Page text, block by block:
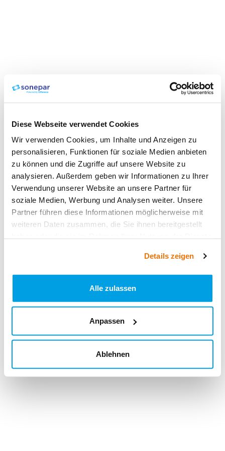
Diese Webseite verwendet Cookies
Wir verwenden Cookies, um Inhalte und Anzeigen zu
personalisieren, Funktionen für soziale Medien anbieten
zu können und die Zugriffe auf unsere Website zu
analysieren. Außerdem geben wir Informationen zu Ihrer
Verwendung unserer Website an unsere Partner für
soziale Medien, Werbung und Analysen weiter. Unsere
Partner führen diese Informationen möglicherweise mit
weiteren Daten zusammen, die Sie ihnen bereitgestellt
Details zeigen
Alle zulassen
Anpassen
Ablehnen